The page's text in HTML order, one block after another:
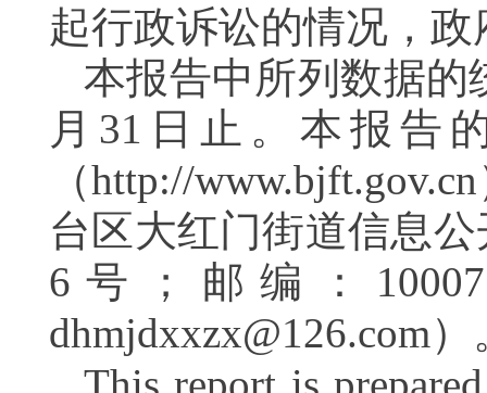
起行政诉讼的情况，
本报告中所列数据的
月 31 日止。本报告
（http://
台区大红门街道信息
6 号；邮编：
dhmjdxxzx@126.com）